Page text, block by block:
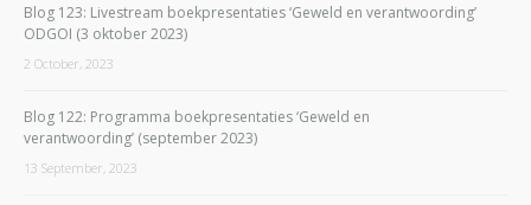
Blog 123: Livestream boekpresentaties ‘Geweld en verantwoording’
ODGOI (3 oktober 2023)
2 October, 2023
Blog 122: Programma boekpresentaties ‘Geweld en
verantwoording’ (september 2023)
13 September, 2023